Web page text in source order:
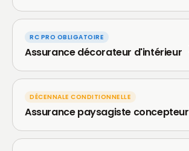
RC PRO OBLIGATOIRE
Assurance décorateur d'intérieur
DÉCENNALE CONDITIONNELLE
Assurance paysagiste concepteur